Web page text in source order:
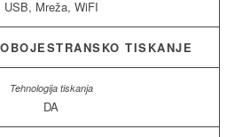
USB, Mreža, WiFI
TISKANJE
DA